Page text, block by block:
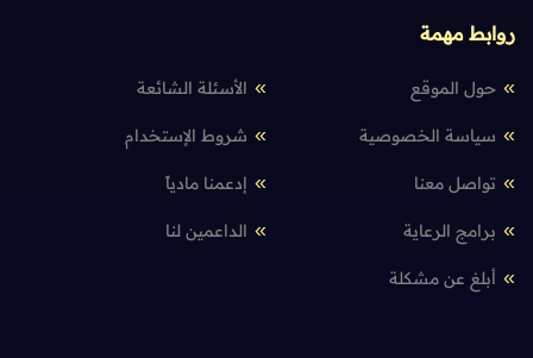
روابط مهمة
حول الموقع الأسئلة الشائعة
سياسة الخصوصية شروط الإستخدام
تواصل معنا إدعمنا مادياً
برامج الرعاية الداعمين لنا
أبلغ عن مشكلة